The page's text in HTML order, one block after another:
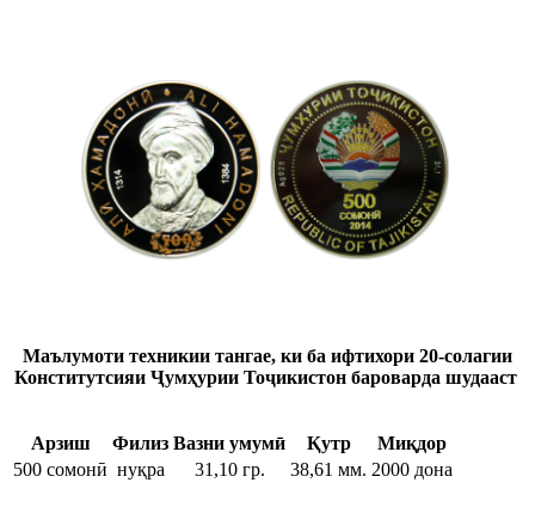
Маълумоти техникии тангае, ки ба ифтихори 20-солагии
Конститутсияи Ҷумҳурии Тоҷикистон бароварда шудааст
Арзиш Филиз Вазни умумӣ Қутр
Миқдор
500 сомонӣ нуқра 31,10 гр. 38,61 мм. 2000 дона